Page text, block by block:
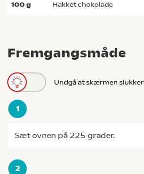
Fremgangsmåde
Undgå at skærmen slukker
Sæt ovnen på 225 grader.
100g hakket chokolade